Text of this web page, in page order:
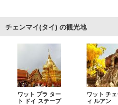
チェンマイ(タイ) の観光地
ワット プラ ター
ト ドイ ステープ
ワット チ
ィ ルアン